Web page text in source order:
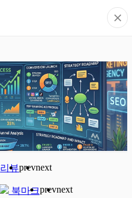
리뷰prevnext
북마크prevnext